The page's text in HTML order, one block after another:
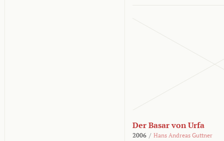
Der Basar von Urfa
2006 / Hans Andreas Guttner